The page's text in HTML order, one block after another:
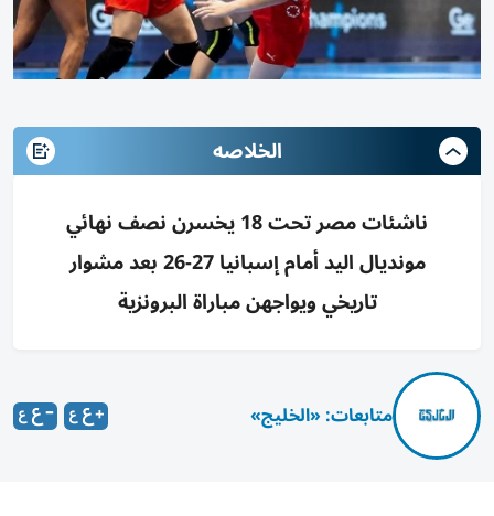
الخلاصه
ناشئات مصر تحت 18 يخسرن نصف نهائي
مونديال اليد أمام إسبانيا 27-26 بعد مشوار
تاريخي ويواجهن مباراة البرونزية
متابعات: «الخليج»